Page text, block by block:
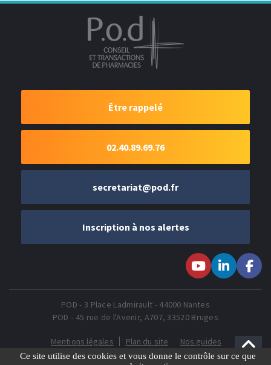
Ce site utilise des cookies et vous donne le contrôle sur ce que
Être rappelé
02.40.89.69.76
secretariat@pod.fr
Inscription à nos alertes
Youtubesur LinkedIn
nous sur
POD - 3 Place Ladmirault - 44000 Nantes
POD - 45 rue de l'Avenir, A707, 33520 Bruges
Mentions légales Plan du site
Nos guides
Gestion des Cookies